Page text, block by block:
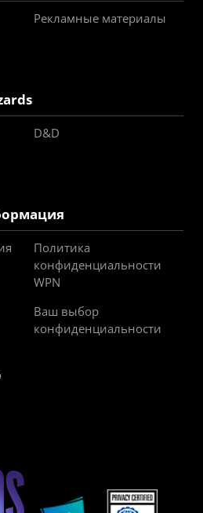
Рекламные материалы
D&D
Политика
конфиденциальности
WPN
Ваш выбор
конфиденциальности